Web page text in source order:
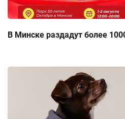
В Минске раздадут более